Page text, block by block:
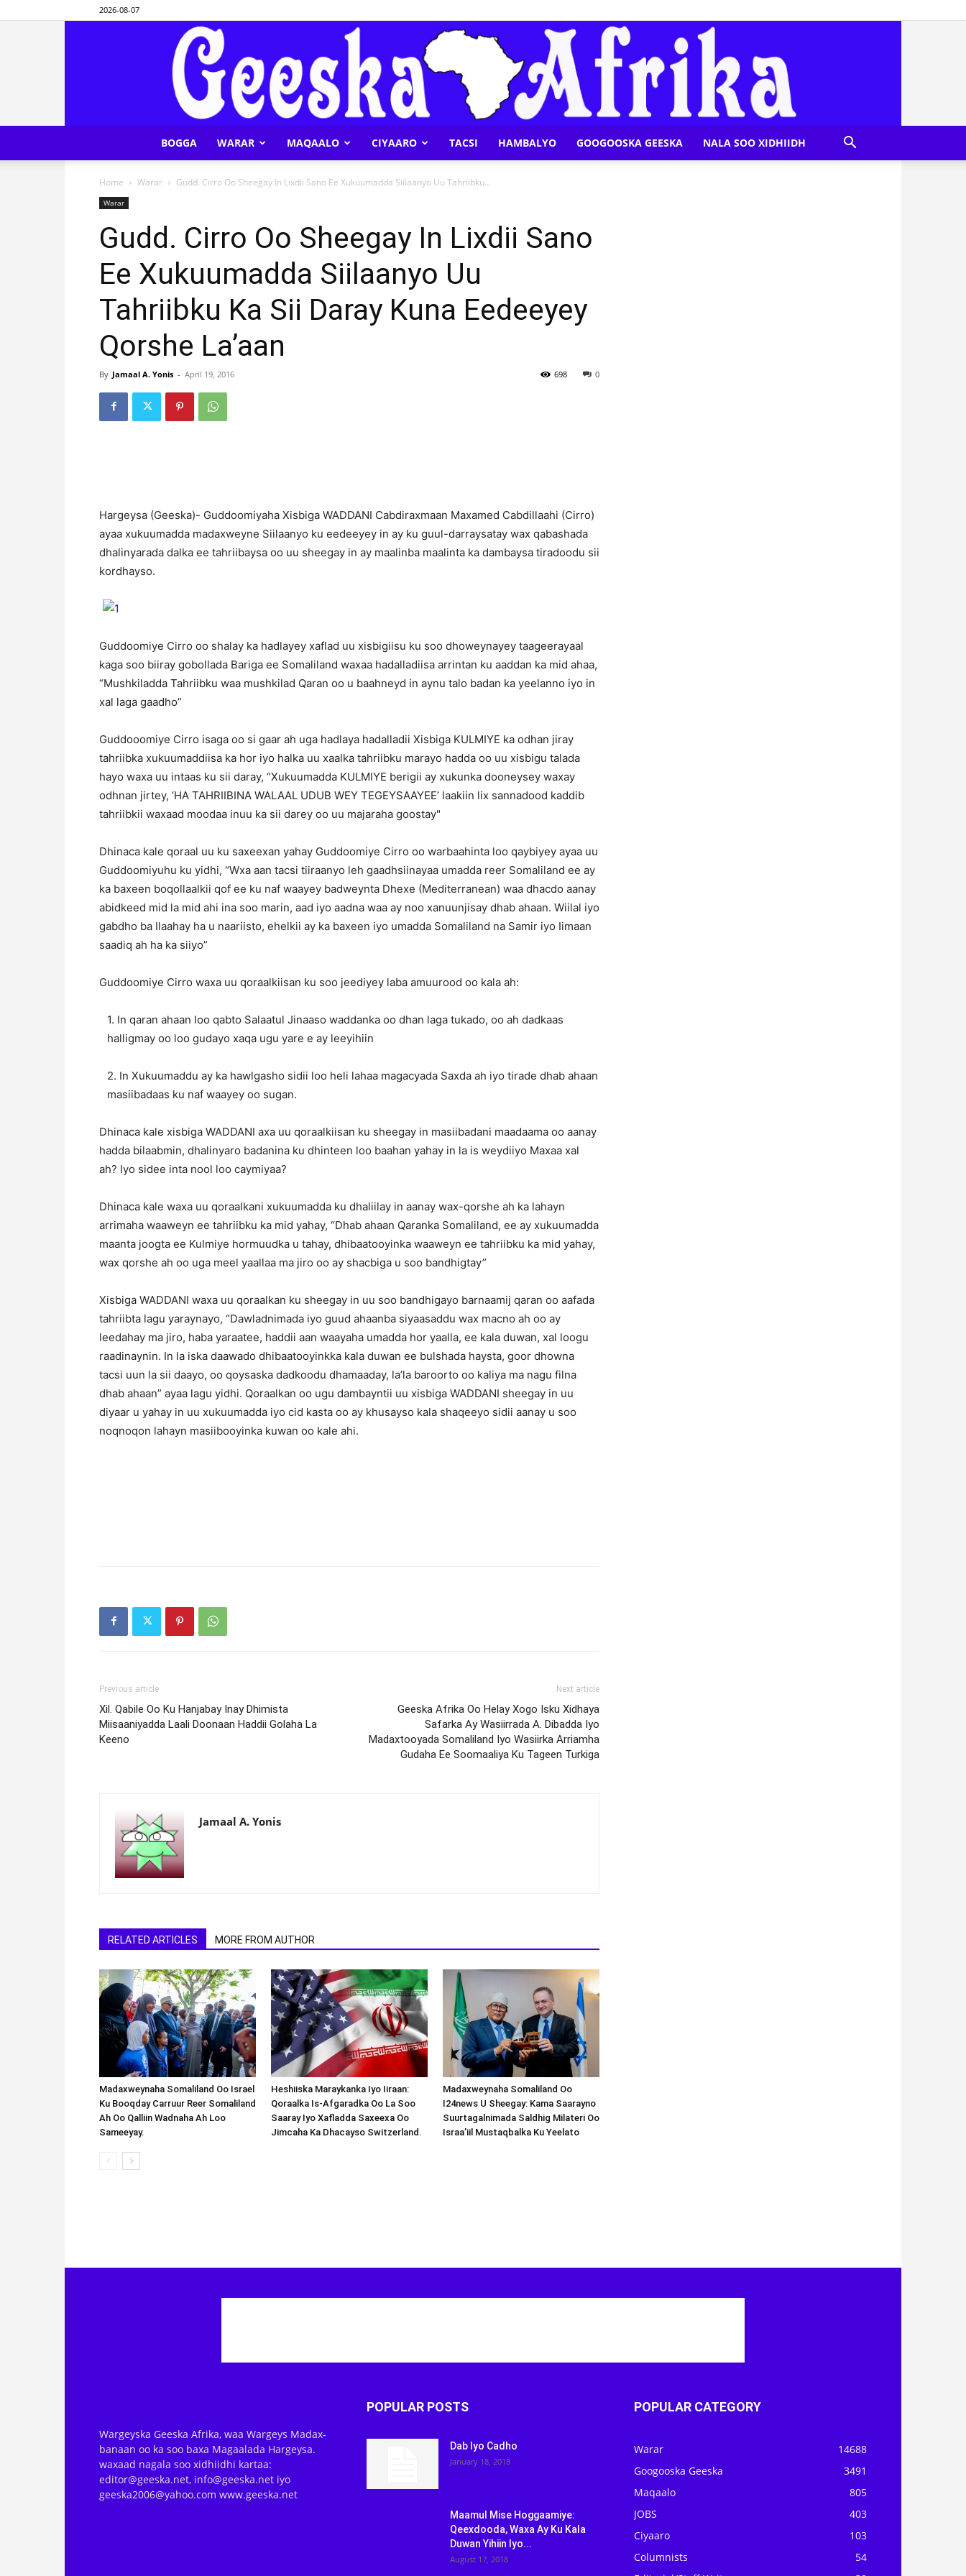
2026-08-07
BOGGA WARAR MAQAALO CIYAARO TACSI HAMBALYO GOOGOOSKA GEESKA NALA SOO XIDHIIDH
Home Warar Gudd. Cirro Oo Sheegay In Lixdii Sano Ee Xukuumadda Siilaanyo Uu Tahriibku...
Warar
Gudd. Cirro Oo Sheegay In Lixdii Sano
Ee Xukuumadda Siilaanyo Uu
Tahriibku Ka Sii Daray Kuna Eedeeyey
Qorshe La’aan
By Jamaal A. Yonis - April 19, 2016 0
698
Hargeysa (Geeska)- Guddoomiyaha Xisbiga WADDANI Cabdiraxmaan Maxamed Cabdillaahi (Cirro)
ayaa xukuumadda madaxweyne Siilaanyo ku eedeeyey in ay ku guul-darraysatay wax qabashada
dhalinyarada dalka ee tahriibaysa oo uu sheegay in ay maalinba maalinta ka dambaysa tiradoodu sii
kordhayso.
Guddoomiye Cirro oo shalay ka hadlayey xaflad uu xisbigiisu ku soo dhoweynayey taageerayaal
kaga soo biiray gobollada Bariga ee Somaliland waxaa hadalladiisa arrintan ku aaddan ka mid ahaa,
“Mushkiladda Tahriibku waa mushkilad Qaran oo u baahneyd in aynu talo badan ka yeelanno iyo in
xal laga gaadho”
Guddooomiye Cirro isaga oo si gaar ah uga hadlaya hadalladii Xisbiga KULMIYE ka odhan jiray
tahriibka xukuumaddiisa ka hor iyo halka uu xaalka tahriibku marayo hadda oo uu xisbigu talada
hayo waxa uu intaas ku sii daray, “Xukuumadda KULMIYE berigii ay xukunka dooneysey waxay
odhnan jirtey, ‘HA TAHRIIBINA WALAAL UDUB WEY TEGEYSAAYEE’ laakiin lix sannadood kaddib
tahriibkii waxaad moodaa inuu ka sii darey oo uu majaraha goostay"
Dhinaca kale qoraal uu ku saxeexan yahay Guddoomiye Cirro oo warbaahinta loo qaybiyey ayaa uu
Guddoomiyuhu ku yidhi, “Wxa aan tacsi tiiraanyo leh gaadhsiinayaa umadda reer Somaliland ee ay
ka baxeen boqollaalkii qof ee ku naf waayey badweynta Dhexe (Mediterranean) waa dhacdo aanay
abidkeed mid la mid ahi ina soo marin, aad iyo aadna waa ay noo xanuunjisay dhab ahaan. Wiilal iyo
gabdho ba Ilaahay ha u naariisto, ehelkii ay ka baxeen iyo umadda Somaliland na Samir iyo Iimaan
saadiq ah ha ka siiyo”
Guddoomiye Cirro waxa uu qoraalkiisan ku soo jeediyey laba amuurood oo kala ah:
1. In qaran ahaan loo qabto Salaatul Jinaaso waddanka oo dhan laga tukado, oo ah dadkaas
halligmay oo loo gudayo xaqa ugu yare e ay leeyihiin
2. In Xukuumaddu ay ka hawlgasho sidii loo heli lahaa magacyada Saxda ah iyo tirade dhab ahaan
masiibadaas ku naf waayey oo sugan.
Dhinaca kale xisbiga WADDANI axa uu qoraalkiisan ku sheegay in masiibadani maadaama oo aanay
hadda bilaabmin, dhalinyaro badanina ku dhinteen loo baahan yahay in la is weydiiyo Maxaa xal
ah? Iyo sidee inta nool loo caymiyaa?
Dhinaca kale waxa uu qoraalkani xukuumadda ku dhaliilay in aanay wax-qorshe ah ka lahayn
arrimaha waaweyn ee tahriibku ka mid yahay, “Dhab ahaan Qaranka Somaliland, ee ay xukuumadda
maanta joogta ee Kulmiye hormuudka u tahay, dhibaatooyinka waaweyn ee tahriibku ka mid yahay,
wax qorshe ah oo uga meel yaallaa ma jiro oo ay shacbiga u soo bandhigtay”
Xisbiga WADDANI waxa uu qoraalkan ku sheegay in uu soo bandhigayo barnaamij qaran oo aafada
tahriibta lagu yaraynayo, “Dawladnimada iyo guud ahaanba siyaasaddu wax macno ah oo ay
leedahay ma jiro, haba yaraatee, haddii aan waayaha umadda hor yaalla, ee kala duwan, xal loogu
raadinaynin. In la iska daawado dhibaatooyinkka kala duwan ee bulshada haysta, goor dhowna
tacsi uun la sii daayo, oo qoysaska dadkoodu dhamaaday, la’la baroorto oo kaliya ma nagu filna
dhab ahaan” ayaa lagu yidhi. Qoraalkan oo ugu dambayntii uu xisbiga WADDANI sheegay in uu
diyaar u yahay in uu xukuumadda iyo cid kasta oo ay khusayso kala shaqeeyo sidii aanay u soo
noqnoqon lahayn masiibooyinka kuwan oo kale ahi.
Previous article
Xil. Qabile Oo Ku Hanjabay Inay Dhimista
Miisaaniyadda Laali Doonaan Haddii Golaha La
Keeno
Next article
Geeska Afrika Oo Helay Xogo Isku Xidhaya
Safarka Ay Wasiirrada A. Dibadda Iyo
Madaxtooyada Somaliland Iyo Wasiirka Arriamha
Gudaha Ee Soomaaliya Ku Tageen Turkiga
Jamaal A. Yonis
RELATED ARTICLES MORE FROM AUTHOR
Madaxweynaha Somaliland Oo Israel
Ku Booqday Carruur Reer Somaliland
Ah Oo Qalliin Wadnaha Ah Loo
Sameeyay.
Heshiiska Maraykanka Iyo Iiraan:
Qoraalka Is-Afgaradka Oo La Soo
Saaray Iyo Xafladda Saxeexa Oo
Jimcaha Ka Dhacayso Switzerland.
Madaxweynaha Somaliland Oo
I24news U Sheegay: Kama Saarayno
Suurtagalnimada Saldhig Milateri Oo
Israa’iil Mustaqbalka Ku Yeelato
Wargeyska Geeska Afrika, waa Wargeys Madax-
banaan oo ka soo baxa Magaalada Hargeysa.
waxaad nagala soo xidhiidhi kartaa:
editor@geeska.net, info@geeska.net iyo
geeska2006@yahoo.com www.geeska.net
POPULAR POSTS
Dab Iyo Cadho
January 18, 2018
Maamul Mise Hoggaamiye:
Qeexdooda, Waxa Ay Ku Kala
Duwan Yihiin Iyo...
August 17, 2018
POPULAR CATEGORY
Warar
14688
Googooska Geeska
3491
Maqaalo
805
JOBS
403
Ciyaaro
103
Columnists
54